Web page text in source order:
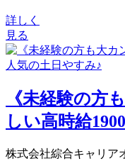
詳しく
見る
《未経験の方
しい高時給
株式会社綜合キャリア